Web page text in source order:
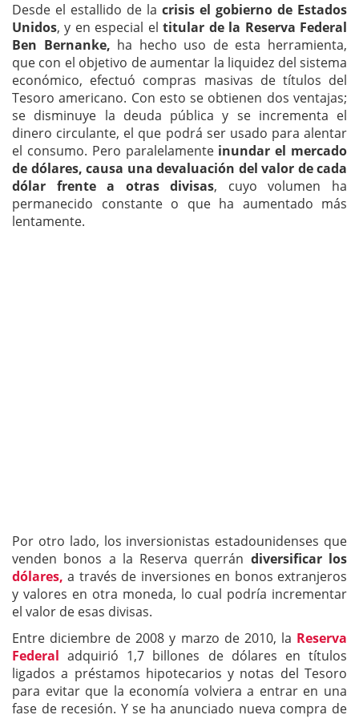
Desde el estallido de la crisis el gobierno de Estados
Unidos, y en especial eltitular de la Reserva Federal
Ben Bernanke, ha hecho uso de esta herramienta,
que con el objetivo de aumentar la liquidez del sistema
económico, efectuó compras masivas de títulos del
Tesoro americano. Con esto se obtienen dos ventajas;
se disminuye la deuda pública y se incrementa el
dinero circulante, el que podrá ser usado para alentar
el consumo. Pero paralelamenteinundar el mercado
de dólares, causa una devaluación del valor de cada
dólar frente a otras divisas, cuyo volumen ha
permanecido constante o que ha aumentado más
lentamente.
Por otro lado, los inversionistas estadounidenses que
venden bonos a la Reserva querrán diversificar los
dólares, a través de inversiones en bonos extranjeros
y valores en otra moneda, lo cual podría incrementar
el valor de esas divisas.
Entre diciembre de 2008 y marzo de 2010, la Reserva
Federal adquirió 1,7 billones de dólares en títulos
ligados a préstamos hipotecarios y notas del Tesoro
para evitar que la economía volviera a entrar en una
fase de recesión. Y se ha anunciado nueva compra de